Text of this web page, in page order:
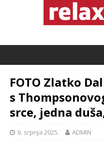
FOTO Zlatko
s
srce, jedna
6. srpnja 2025. ADMIN